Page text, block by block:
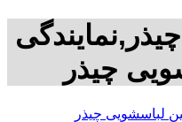
چیذر
لباسشویی چیذر